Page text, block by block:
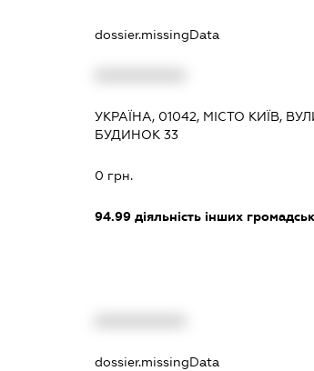
dossier.missingData
УКРАЇНА, 01042, МІСТО КИЇВ,
БУДИНОК 33
0 грн.
94.99діяльність інших
dossier.missingData